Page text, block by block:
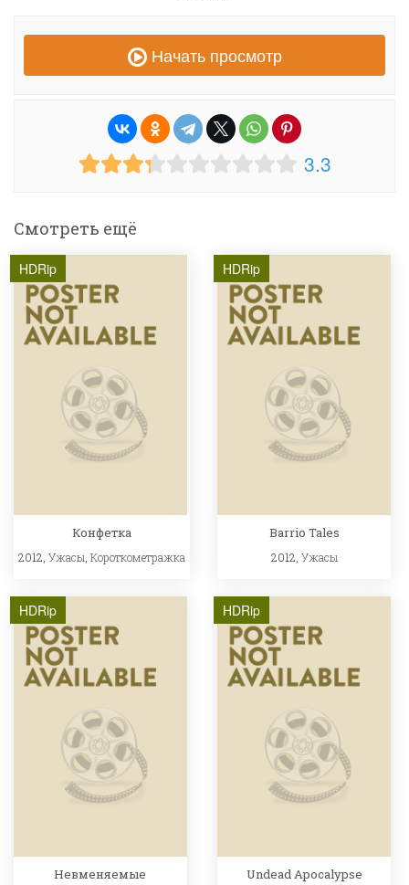
Начать просмотр
3.3
Смотреть ещё
HDRip
Конфетка
2012, Ужасы Короткометражка
HDRip
Barrio Tales
2012, Ужасы
HDRip
Невменяемые
HDRip
Undead Apocalypse